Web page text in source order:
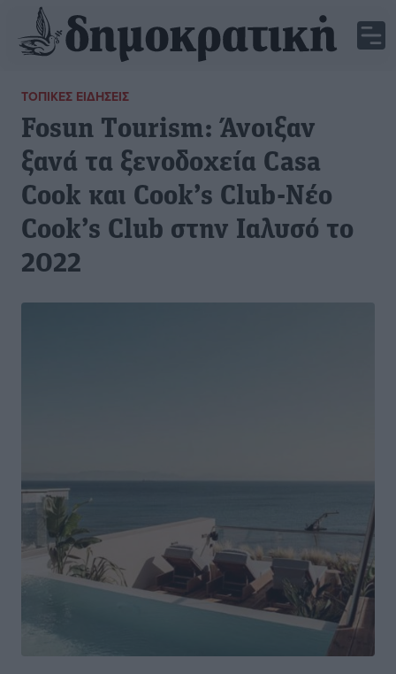
ΤΟΠΙΚΈΣ ΕΙΔΉΣΕΙΣ
Fosun Τourism: Άνοιξαν
ξανά τα ξενοδοχεία Casa
Cook και Cook’s Club-Νέο
Cook’s Club στην Ιαλυσό το
2022